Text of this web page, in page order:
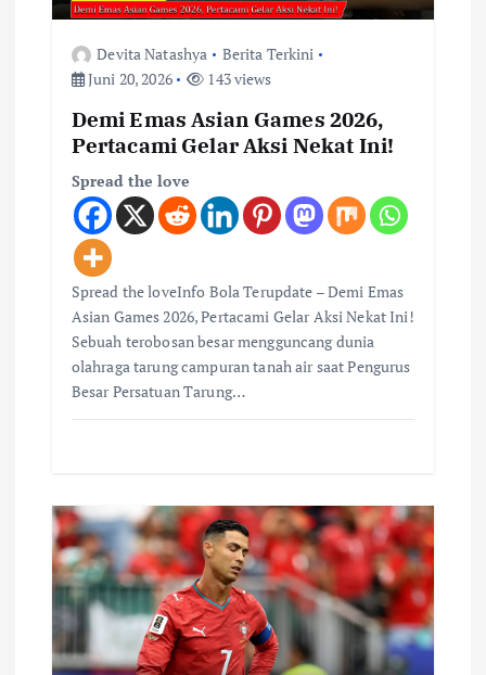
Devita Natashya
Berita Terkini
Juni 20, 2026
143 views
Demi Emas Asian Games 2026,
Pertacami Gelar Aksi Nekat Ini!
Spread the love
Spread the loveInfo Bola Terupdate – Demi Emas
Asian Games 2026, Pertacami Gelar Aksi Nekat Ini!
Sebuah terobosan besar mengguncang dunia
olahraga tarung campuran tanah air saat Pengurus
Besar Persatuan Tarung…